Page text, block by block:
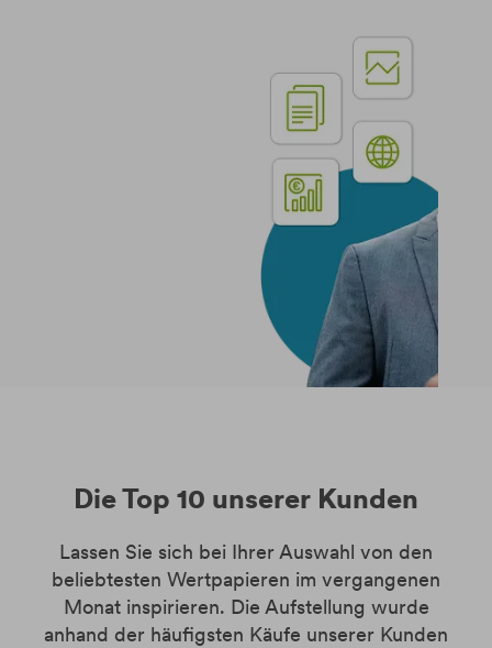
Die Top 10 unserer Kunden
Lassen Sie sich bei Ihrer Auswahl von den
beliebtesten Wertpapieren im vergangenen
Monat inspirieren. Die Aufstellung wurde
anhand der häufigsten Käufe unserer Kunden